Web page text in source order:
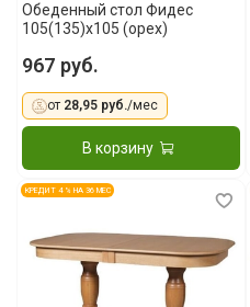
Обеденный стол Фидес
105(135)x105 (орех)
967 руб.
от 28,95 руб./мес
В корзину
КРЕДИТ 4 % НА 36 МЕС